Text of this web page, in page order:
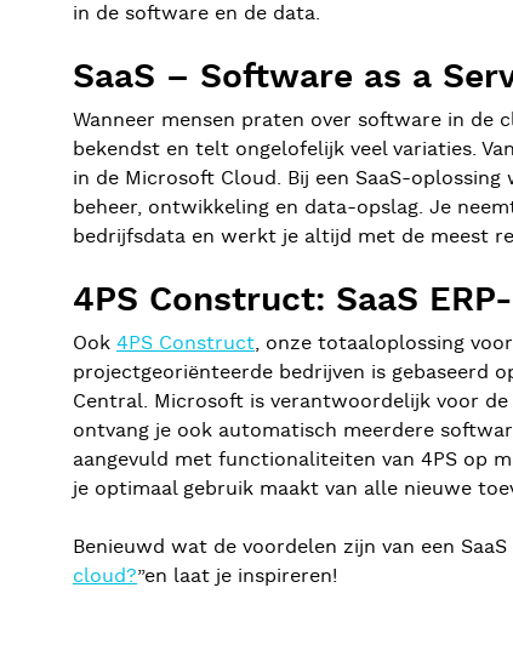
in de software en de data.
SaaS – Software as a
Wanneer mensen praten over software in de
bekendst en telt ongelofelijk veel variaties.
in de Microsoft Cloud. Bij een SaaS-
beheer, ontwikkeling en data-opslag. Je
bedrijfsdata en werkt je altijd met de meest
4PS Construct: SaaS
Ook 4PS Construct, onze totaaloplossing
projectgeoriënteerde bedrijven is gebaseerd
Central. Microsoft is verantwoordelijk voor
ontvang je ook automatisch meerdere
aangevuld met functionaliteiten van 4PS op
je optimaal gebruik maakt van alle nieuwe
Benieuwd wat de voordelen zijn van een
cloud?”en laat je inspireren!